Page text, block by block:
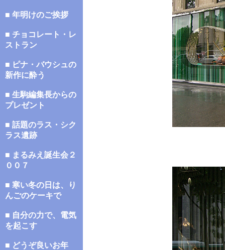
■ 年明けのご挨拶
■ チョコレート・レ
ストラン
■ ピナ・バウシュの
新作に酔う
■ 生駒編集長からの
プレゼント
■ 話題のラス・シク
ラス遺跡
■ まるみえ誕生会２
００７
■ 寒い冬の日は、り
んごのケーキで
■ 自分の力で、電気
を起こす
■ どうぞ良いお年